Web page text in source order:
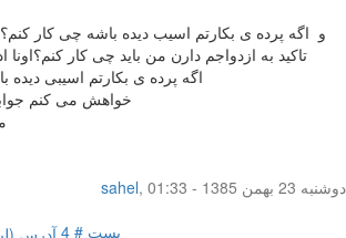
و اگه پرده ی بکارتم اسیب دیده باشه چی کار
تاکید به ازدواجم دارن من باید چی کار
اگه پرده ی بکارتم اسیبی دیده
خواهش می کنم
sahel,
دوشنبه 23 بهمن 1385 - 01:33
پست # 4